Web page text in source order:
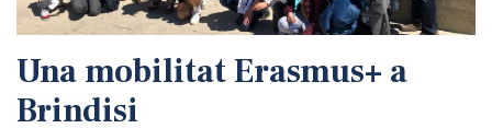
Escolars
Bell-lloc
Una mobilitat Erasmus+ a
Brindisi